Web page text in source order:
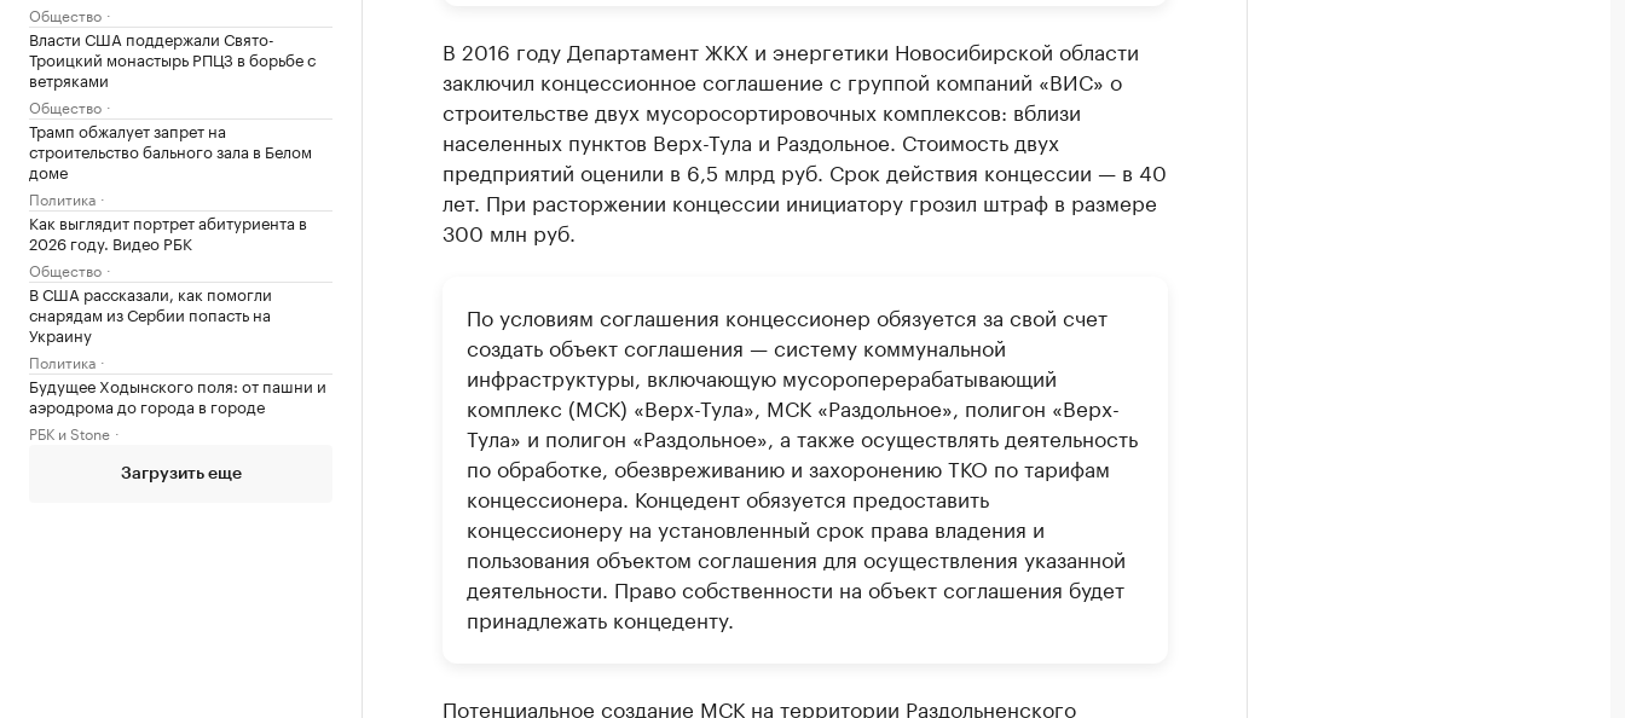
Общество
Власти США поддержали Свято-
Троицкий монастырь РПЦЗ в борьбе с
ветряками
Общество
Трамп обжалует запрет на
строительство бального зала в Белом
доме
Политика
Как выглядит портрет абитуриента в
2026 году. Видео РБК
Общество
В США рассказали, как помогли
снарядам из Сербии попасть на
Украину
Политика
Будущее Ходынского поля: от пашни и
аэродрома до города в городе
РБК и Stone
Загрузить еще
В 2016 году Департамент ЖКХ и энергетики Новосибирской области
заключил концессионное соглашение с группой компаний «ВИС» о
строительстве двух мусоросортировочных комплексов: вблизи
населенных пунктов Верх-Тула и Раздольное. Стоимость двух
предприятий оценили в 6,5 млрд руб. Срок действия концессии — в 40
лет. При расторжении концессии инициатору грозил штраф в размере
300 млн руб.
По условиям соглашения концессионер обязуется за свой счет
создать объект соглашения — систему коммунальной
инфраструктуры, включающую мусороперерабатывающий
комплекс (МСК) «Верх-Тула», МСК «Раздольное», полигон «Верх-
Тула» и полигон «Раздольное», а также осуществлять деятельность
по обработке, обезвреживанию и захоронению ТКО по тарифам
концессионера. Концедент обязуется предоставить
концессионеру на установленный срок права владения и
пользования объектом соглашения для осуществления указанной
деятельности. Право собственности на объект соглашения будет
принадлежать концеденту.
Потенциальное создание МСК на территории Раздольненского